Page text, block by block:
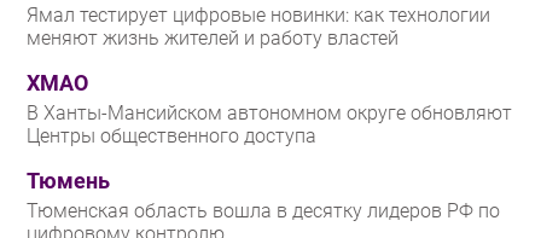
Ямал тестирует цифровые новинки: как технологии
меняют жизнь жителей и работу властей
ХМАО
В Ханты-Мансийском автономном округе обновляют
Центры общественного доступа
Тюмень
Тюменская область вошла в десятку лидеров РФ по